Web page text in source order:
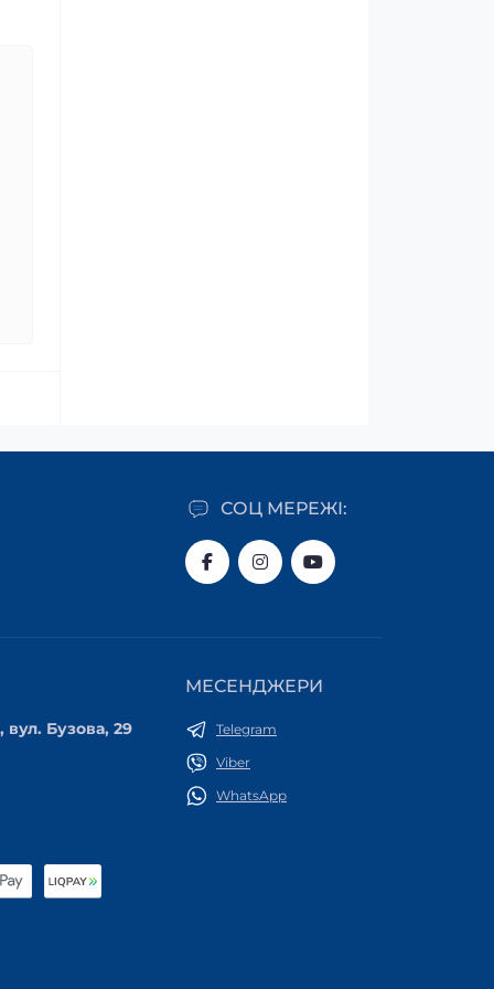
СОЦ МЕРЕЖІ:
вул. Бузова, 29
МЕСЕНДЖЕРИ
Telegram
Viber
WhatsApp